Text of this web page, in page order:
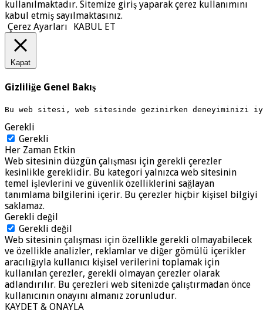
kullanılmaktadır. Sitemize giriş yaparak çerez kullanımını
kabul etmiş sayılmaktasınız.
Çerez Ayarları
KABUL ET
Kapat
Gizliliğe Genel Bakış
Bu web sitesi, web sitesinde gezinirken deneyiminizi
Gerekli
Gerekli
Her Zaman Etkin
Web sitesinin düzgün çalışması için gerekli çerezler
kesinlikle gereklidir. Bu kategori yalnızca web sitesinin
temel işlevlerini ve güvenlik özelliklerini sağlayan
tanımlama bilgilerini içerir. Bu çerezler hiçbir kişisel bilgiyi
saklamaz.
Gerekli değil
Gerekli değil
Web sitesinin çalışması için özellikle gerekli olmayabilecek
ve özellikle analizler, reklamlar ve diğer gömülü içerikler
aracılığıyla kullanıcı kişisel verilerini toplamak için
kullanılan çerezler, gerekli olmayan çerezler olarak
adlandırılır. Bu çerezleri web sitenizde çalıştırmadan önce
kullanıcının onayını almanız zorunludur.
KAYDET & ONAYLA